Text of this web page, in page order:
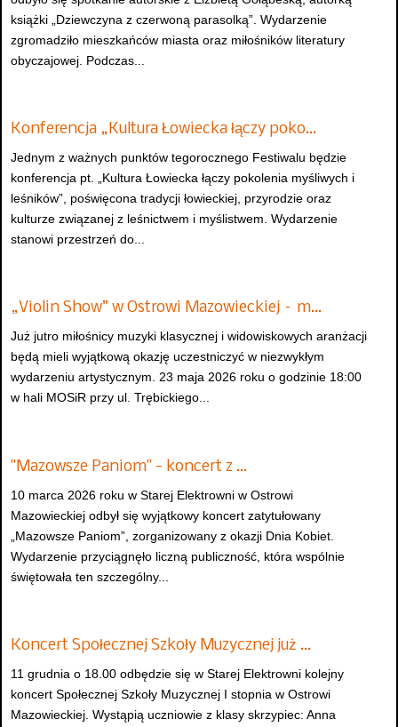
książki „Dziewczyna z czerwoną parasolką”. Wydarzenie
zgromadziło mieszkańców miasta oraz miłośników literatury
obyczajowej. Podczas...
Konferencja „Kultura Łowiecka łączy poko…
Jednym z ważnych punktów tegorocznego Festiwalu będzie
konferencja pt. „Kultura Łowiecka łączy pokolenia myśliwych i
leśników”, poświęcona tradycji łowieckiej, przyrodzie oraz
kulturze związanej z leśnictwem i myślistwem. Wydarzenie
stanowi przestrzeń do...
„Violin Show” w Ostrowi Mazowieckiej – m…
Już jutro miłośnicy muzyki klasycznej i widowiskowych aranżacji
będą mieli wyjątkową okazję uczestniczyć w niezwykłym
wydarzeniu artystycznym. 23 maja 2026 roku o godzinie 18:00
w hali MOSiR przy ul. Trębickiego...
"Mazowsze Paniom" - koncert z …
10 marca 2026 roku w Starej Elektrowni w Ostrowi
Mazowieckiej odbył się wyjątkowy koncert zatytułowany
„Mazowsze Paniom”, zorganizowany z okazji Dnia Kobiet.
Wydarzenie przyciągnęło liczną publiczność, która wspólnie
świętowała ten szczególny...
Koncert Społecznej Szkoły Muzycznej już …
11 grudnia o 18.00 odbędzie się w Starej Elektrowni kolejny
koncert Społecznej Szkoły Muzycznej I stopnia w Ostrowi
Mazowieckiej. Wystąpią uczniowie z klasy skrzypiec: Anna